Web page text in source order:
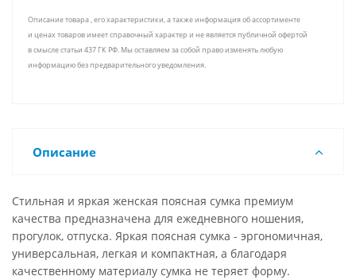
Описание товара , его характеристики, а также информация об ассортименте
и ценах товаров имеет справочный характер и не является публичной офертой
в смысле статьи 437 ГК РФ. Мы оставляем за собой право изменять любую
информацию без предварительного уведомления.
Описание
Стильная и яркая женская поясная сумка премиум
качества предназначена для ежедневного ношения,
прогулок, отпуска. Яркая поясная сумка - эргономичная,
универсальная, легкая и компактная, а благодаря
качественному материалу сумка не теряет форму.